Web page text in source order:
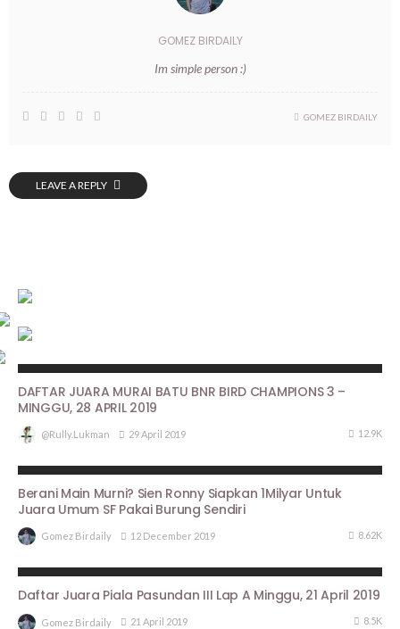
GOMEZ BIRDAILY
Im simple person :)
GOMEZ BIRDAILY
LEAVE A REPLY
DAFTAR JUARA MURAI BATU BNR BIRD CHAMPIONS 3 –
MINGGU, 28 APRIL 2019
@rully.lukman 29 April 2019 12.9K
Berani Main Murni? Sien Ronny Siapkan 1Milyar Untuk
Juara Umum SF Pakai Burung Sendiri
Gomez Birdaily 12 December 2019 8.62K
Daftar Juara Piala Pasundan III Lap A Minggu, 21 April 2019
Gomez Birdaily 21 April 2019 8.5K